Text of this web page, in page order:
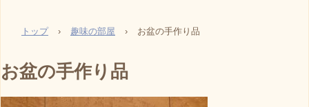
トップ › 趣味の部屋 › お盆の手作り品
お盆の手作り品